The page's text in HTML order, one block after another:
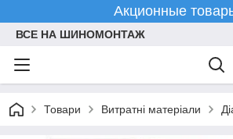
Акционные
ВСЕ НА ШИНОМОНТАЖ
Товари Витратні матеріали